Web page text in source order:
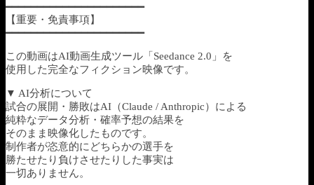
━━━━━━━━━━━━━━━━━━━━━━
【重要・免責事項】
━━━━━━━━━━━━━━━━━━━━━━
この動画はAI動画生成ツール「Seedance 2.0」を
使用した完全なフィクション映像です。
▼ AI分析について
試合の展開・勝敗はAI（Claude / Anthropic）による
純粋なデータ分析・確率予想の結果を
そのまま映像化したものです。
制作者が恣意的にどちらかの選手を
勝たせたり負けさせたりした事実は
一切ありません。